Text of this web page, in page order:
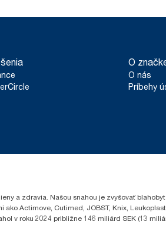
O
O nás
Príbehy
a zdravia. Našou snahou je zvyšovať
Actimove, Cutimed, JOBST, Knix,
v roku 2024 približne 146 miliárd SEK (13